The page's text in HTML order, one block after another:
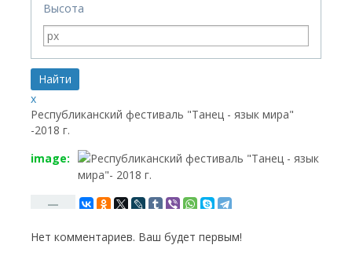
Высота
x
Республиканский фестиваль "Танец - язык мира"
-2018 г.
image:
—
Нет комментариев. Ваш будет первым!